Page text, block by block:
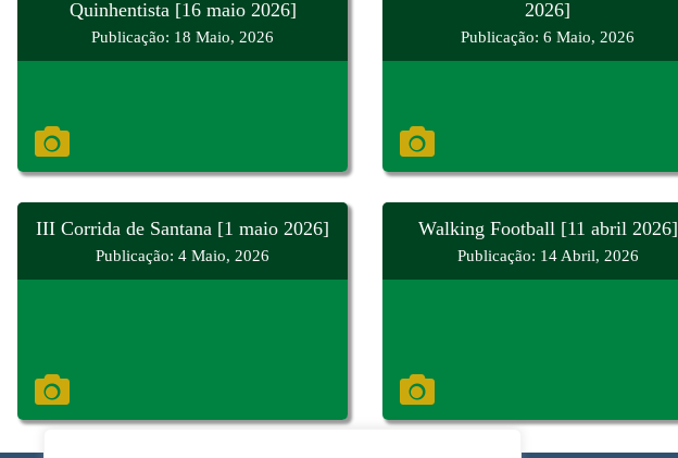
Quinhentista [16 maio 2026]
Publicação: 18 Maio, 2026
2026]
Publicação: 6 Maio, 2026
III Corrida de Santana [1 maio 2026]
Publicação: 4 Maio, 2026
Walking Football [11 abril 2026]
Publicação: 14 Abril, 2026